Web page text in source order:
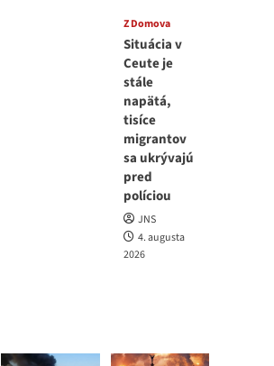
Z Domova
Situácia v
Ceute je
stále
napätá,
tisíce
migrantov
sa ukrývajú
pred
políciou
JNS
4. augusta
2026